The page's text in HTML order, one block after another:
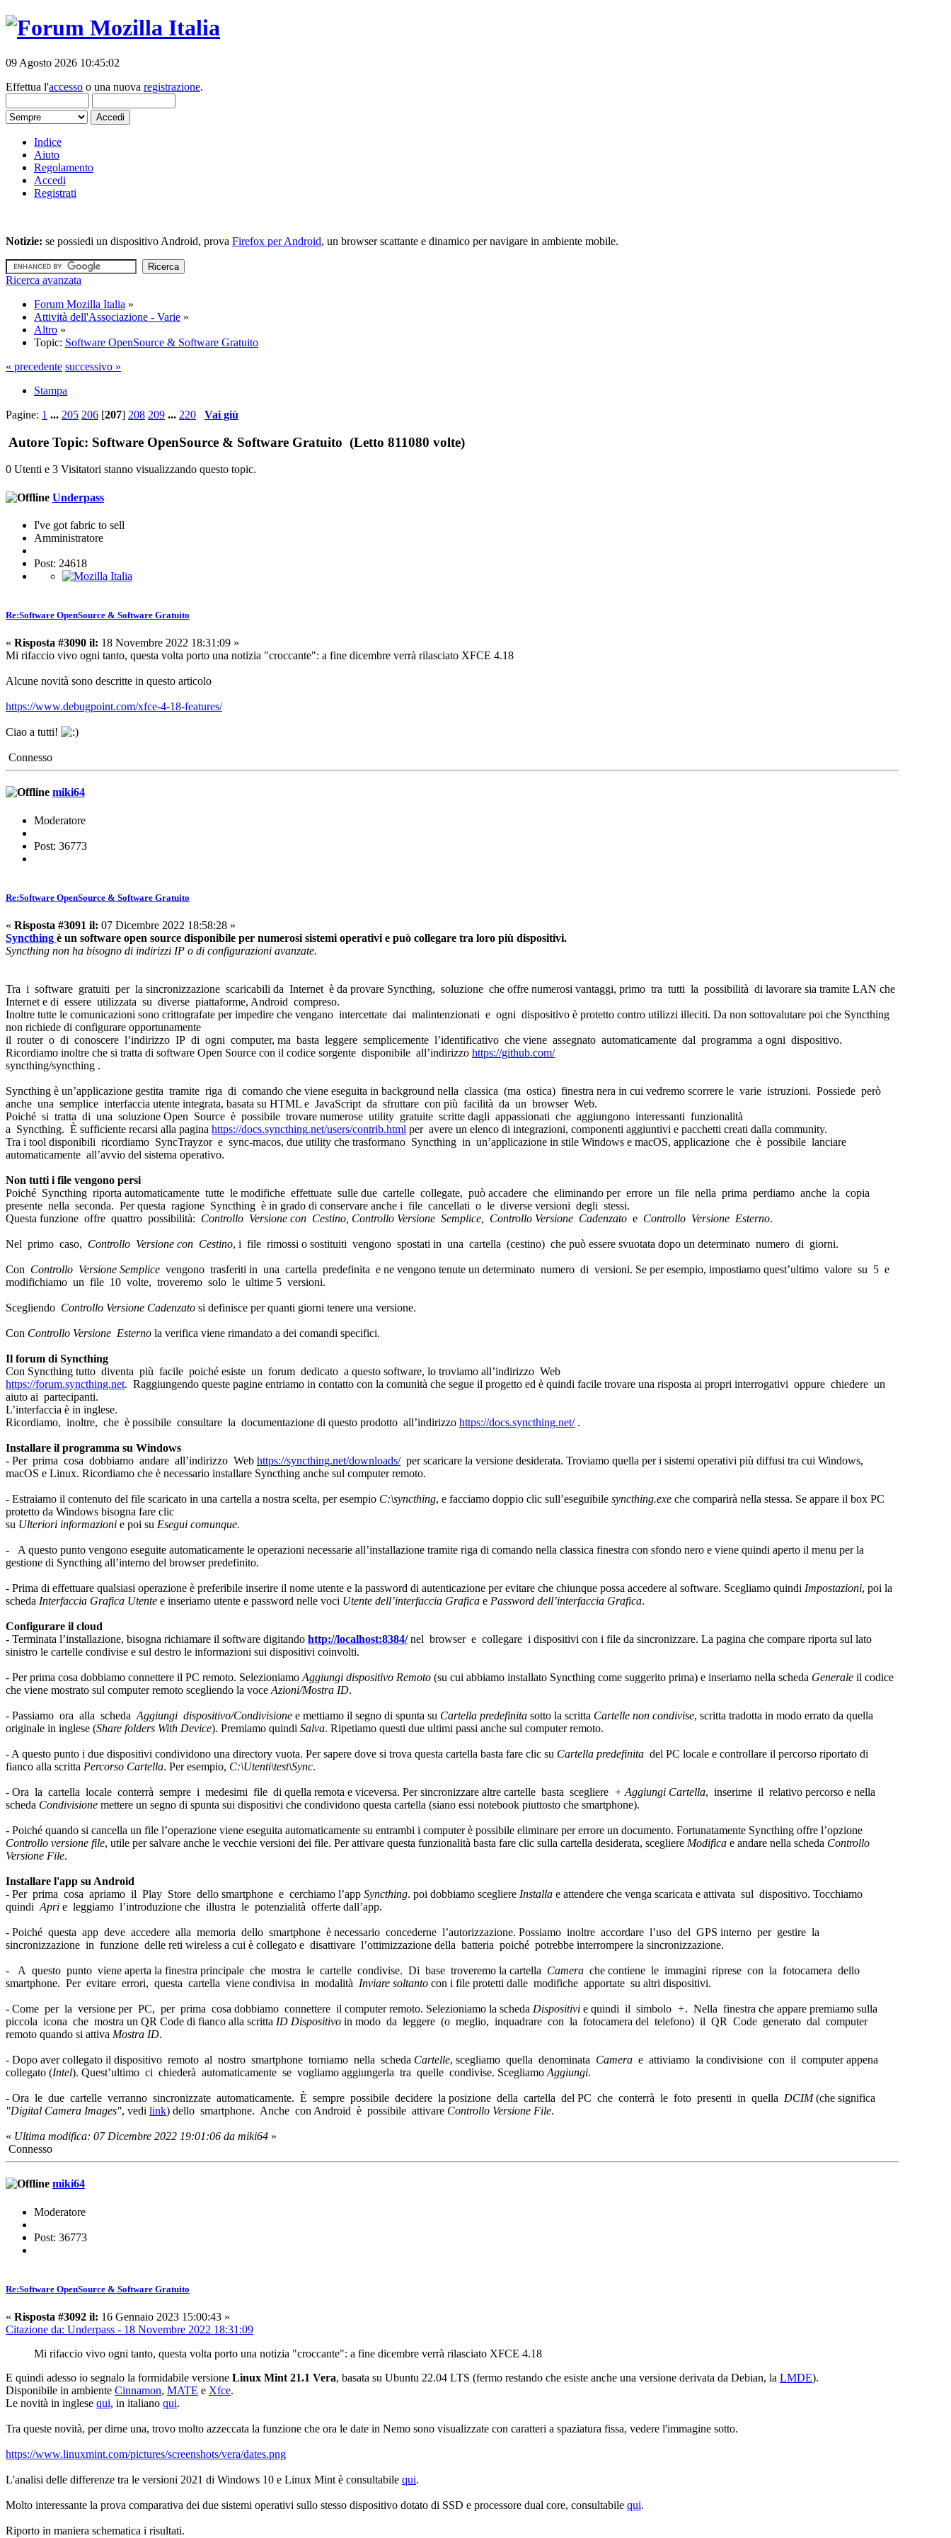
09 Agosto 2026 10:45:02
Effettua l'accesso o una nuova registrazione.
Indice
Aiuto
Regolamento
Accedi
Registrati
Notizie: se possiedi un dispositivo Android, prova Firefox per Android, un browser scattante e dinamico per navigare in ambiente mobile.
Ricerca avanzata
Forum Mozilla Italia »
Attività dell'Associazione - Varie »
Altro »
Topic: Software OpenSource & Software Gratuito
« precedente successivo »
Stampa
Pagine: 1 ... 205 206 [207] 208 209 ... 220 Vai giù
Autore Topic: Software OpenSource & Software Gratuito (Letto 811080 volte)
0 Utenti e 3 Visitatori stanno visualizzando questo topic.
Underpass
I've got fabric to sell
Amministratore
Post: 24618
Re:Software OpenSource & Software Gratuito
« Risposta #3090 il: 18 Novembre 2022 18:31:09 »
Mi rifaccio vivo ogni tanto, questa volta porto una notizia "croccante": a fine dicembre verrà rilasciato XFCE 4.18
Alcune novità sono descritte in questo articolo
https://www.debugpoint.com/xfce-4-18-features/
Ciao a tutti!
Connesso
miki64
Moderatore
Post: 36773
Re:Software OpenSource & Software Gratuito
« Risposta #3091 il: 07 Dicembre 2022 18:58:28 »
Syncthing è un software open source disponibile per numerosi sistemi operativi e può collegare tra loro più dispositivi.
Syncthing non ha bisogno di indirizzi IP o di configurazioni avanzate.
Tra i software gratuiti per la sincronizzazione scaricabili da Internet è da provare Syncthing, soluzione che offre numerosi vantaggi, primo tra tutti la possibilità di lavorare sia tramite LAN che
Internet e di essere utilizzata su diverse piattaforme, Android compreso.
Inoltre tutte le comunicazioni sono crittografate per impedire che vengano intercettate dai malintenzionati e ogni dispositivo è protetto contro utilizzi illeciti. Da non sottovalutare poi che Syncthing
non richiede di configurare opportunamente
il router o di conoscere l’indirizzo IP di ogni computer, ma basta leggere semplicemente l’identificativo che viene assegnato automaticamente dal programma a ogni dispositivo.
Ricordiamo inoltre che si tratta di software Open Source con il codice sorgente disponibile all’indirizzo https://github.com/
syncthing/syncthing .
Syncthing è un’applicazione gestita tramite riga di comando che viene eseguita in background nella classica (ma ostica) finestra nera in cui vedremo scorrere le varie istruzioni. Possiede però
anche una semplice interfaccia utente integrata, basata su HTML e JavaScript da sfruttare con più facilità da un browser Web.
Poiché si tratta di una soluzione Open Source è possibile trovare numerose utility gratuite scritte dagli appassionati che aggiungono interessanti funzionalità
a Syncthing. È sufficiente recarsi alla pagina https://docs.syncthing.net/users/contrib.html per avere un elenco di integrazioni, componenti aggiuntivi e pacchetti creati dalla community.
Tra i tool disponibili ricordiamo SyncTrayzor e sync-macos, due utility che trasformano Syncthing in un’applicazione in stile Windows e macOS, applicazione che è possibile lanciare
automaticamente all’avvio del sistema operativo.
Non tutti i file vengono persi
Poiché Syncthing riporta automaticamente tutte le modifiche effettuate sulle due cartelle collegate, può accadere che eliminando per errore un file nella prima perdiamo anche la copia
presente nella seconda. Per questa ragione Syncthing è in grado di conservare anche i file cancellati o le diverse versioni degli stessi.
Questa funzione offre quattro possibilità: Controllo Versione con Cestino, Controllo Versione Semplice, Controllo Versione Cadenzato e Controllo Versione Esterno.
Nel primo caso, Controllo Versione con Cestino, i file rimossi o sostituiti vengono spostati in una cartella (cestino) che può essere svuotata dopo un determinato numero di giorni.
Con Controllo Versione Semplice vengono trasferiti in una cartella predefinita e ne vengono tenute un determinato numero di versioni. Se per esempio, impostiamo quest’ultimo valore su 5 e
modifichiamo un file 10 volte, troveremo solo le ultime 5 versioni.
Scegliendo Controllo Versione Cadenzato si definisce per quanti giorni tenere una versione.
Con Controllo Versione Esterno la verifica viene rimandato a dei comandi specifici.
Il forum di Syncthing
Con Syncthing tutto diventa più facile poiché esiste un forum dedicato a questo software, lo troviamo all’indirizzo Web
https://forum.syncthing.net. Raggiungendo queste pagine entriamo in contatto con la comunità che segue il progetto ed è quindi facile trovare una risposta ai propri interrogativi oppure chiedere un
aiuto ai partecipanti.
L’interfaccia è in inglese.
Ricordiamo, inoltre, che è possibile consultare la documentazione di questo prodotto all’indirizzo https://docs.syncthing.net/.
Installare il programma su Windows
- Per prima cosa dobbiamo andare all’indirizzo Web https://syncthing.net/downloads/per scaricare la versione desiderata. Troviamo quella per i sistemi operativi più diffusi tra cui Windows,
macOS e Linux. Ricordiamo che è necessario installare Syncthing anche sul computer remoto.
- Estraiamo il contenuto del file scaricato in una cartella a nostra scelta, per esempio C:\syncthing, e facciamo doppio clic sull’eseguibile syncthing.exe che comparirà nella stessa. Se appare il box PC
protetto da Windows bisogna fare clic
su Ulteriori informazioni e poi su Esegui comunque.
- A questo punto vengono eseguite automaticamente le operazioni necessarie all’installazione tramite riga di comando nella classica finestra con sfondo nero e viene quindi aperto il menu per la
gestione di Syncthing all’interno del browser predefinito.
- Prima di effettuare qualsiasi operazione è preferibile inserire il nome utente e la password di autenticazione per evitare che chiunque possa accedere al software. Scegliamo quindi Impostazioni, poi la
scheda Interfaccia Grafica Utente e inseriamo utente e password nelle voci Utente dell’interfaccia Grafica e Password dell’interfaccia Grafica.
Configurare il cloud
- Terminata l’installazione, bisogna richiamare il software digitando http://localhost:8384/nel browser e collegare i dispositivi con i file da sincronizzare. La pagina che compare riporta sul lato
sinistro le cartelle condivise e sul destro le informazioni sui dispositivi coinvolti.
- Per prima cosa dobbiamo connettere il PC remoto. Selezioniamo Aggiungi dispositivo Remoto (su cui abbiamo installato Syncthing come suggerito prima) e inseriamo nella scheda Generale il codice
che viene mostrato sul computer remoto scegliendo la voce Azioni/Mostra ID.
- Passiamo ora alla scheda Aggiungi dispositivo/Condivisione e mettiamo il segno di spunta su Cartella predefinita sotto la scritta Cartelle non condivise, scritta tradotta in modo errato da quella
originale in inglese (Share folders With Device). Premiamo quindi Salva. Ripetiamo questi due ultimi passi anche sul computer remoto.
- A questo punto i due dispositivi condividono una directory vuota. Per sapere dove si trova questa cartella basta fare clic su Cartella predefinita del PC locale e controllare il percorso riportato di
fianco alla scritta Percorso Cartella. Per esempio, C:\Utenti\test\Sync.
- Ora la cartella locale conterrà sempre i medesimi file di quella remota e viceversa. Per sincronizzare altre cartelle basta scegliere + Aggiungi Cartella, inserirne il relativo percorso e nella
scheda Condivisione mettere un segno di spunta sui dispositivi che condividono questa cartella (siano essi notebook piuttosto che smartphone).
- Poiché quando si cancella un file l’operazione viene eseguita automaticamente su entrambi i computer è possibile eliminare per errore un documento. Fortunatamente Syncthing offre l’opzione
Controllo versione file, utile per salvare anche le vecchie versioni dei file. Per attivare questa funzionalità basta fare clic sulla cartella desiderata, scegliere Modifica e andare nella scheda Controllo
Versione File.
Installare l'app su Android
- Per prima cosa apriamo il Play Store dello smartphone e cerchiamo l’app Syncthing. poi dobbiamo scegliere Installa e attendere che venga scaricata e attivata sul dispositivo. Tocchiamo
quindi Apri e leggiamo l’introduzione che illustra le potenzialità offerte dall’app.
- Poiché questa app deve accedere alla memoria dello smartphone è necessario concederne l’autorizzazione. Possiamo inoltre accordare l’uso del GPS interno per gestire la
sincronizzazione in funzione delle reti wireless a cui è collegato e disattivare l’ottimizzazione della batteria poiché potrebbe interrompere la sincronizzazione.
- A questo punto viene aperta la finestra principale che mostra le cartelle condivise. Di base troveremo la cartella Camera che contiene le immagini riprese con la fotocamera dello
smartphone. Per evitare errori, questa cartella viene condivisa in modalità Inviare soltanto con i file protetti dalle modifiche apportate su altri dispositivi.
- Come per la versione per PC, per prima cosa dobbiamo connettere il computer remoto. Selezioniamo la scheda Dispositivi e quindi il simbolo +. Nella finestra che appare premiamo sulla
piccola icona che mostra un QR Code di fianco alla scritta ID Dispositivo in modo da leggere (o meglio, inquadrare con la fotocamera del telefono) il QR Code generato dal computer
remoto quando si attiva Mostra ID.
- Dopo aver collegato il dispositivo remoto al nostro smartphone torniamo nella scheda Cartelle, scegliamo quella denominata Camera e attiviamo la condivisione con il computer appena
collegato (Intel). Quest’ultimo ci chiederà automaticamente se vogliamo aggiungerla tra quelle condivise. Scegliamo Aggiungi.
- Ora le due cartelle verranno sincronizzate automaticamente. È sempre possibile decidere la posizione della cartella del PC che conterrà le foto presenti in quella DCIM(che significa
"Digital Camera Images", vedi link) dello smartphone. Anche con Android è possibile attivare Controllo Versione File.
« Ultima modifica: 07 Dicembre 2022 19:01:06 da miki64 »
Connesso
miki64
Moderatore
Post: 36773
Re:Software OpenSource & Software Gratuito
« Risposta #3092 il: 16 Gennaio 2023 15:00:43 »
Citazione da: Underpass - 18 Novembre 2022 18:31:09
Mi rifaccio vivo ogni tanto, questa volta porto una notizia "croccante": a fine dicembre verrà rilasciato XFCE 4.18
E quindi adesso io segnalo la formidabile versione Linux Mint 21.1 Vera, basata su Ubuntu 22.04 LTS (fermo restando che esiste anche una versione derivata da Debian, la LMDE).
Disponibile in ambiente Cinnamon, MATE e Xfce.
Le novità in inglese qui, in italiano qui.
Tra queste novità, per dirne una, trovo molto azzeccata la funzione che ora le date in Nemo sono visualizzate con caratteri a spaziatura fissa, vedere l'immagine sotto.
https://www.linuxmint.com/pictures/screenshots/vera/dates.png
L'analisi delle differenze tra le versioni 2021 di Windows 10 e Linux Mint è consultabile qui.
Molto interessante la prova comparativa dei due sistemi operativi sullo stesso dispositivo dotato di SSD e processore dual core, consultabile qui.
Riporto in maniera schematica i risultati.